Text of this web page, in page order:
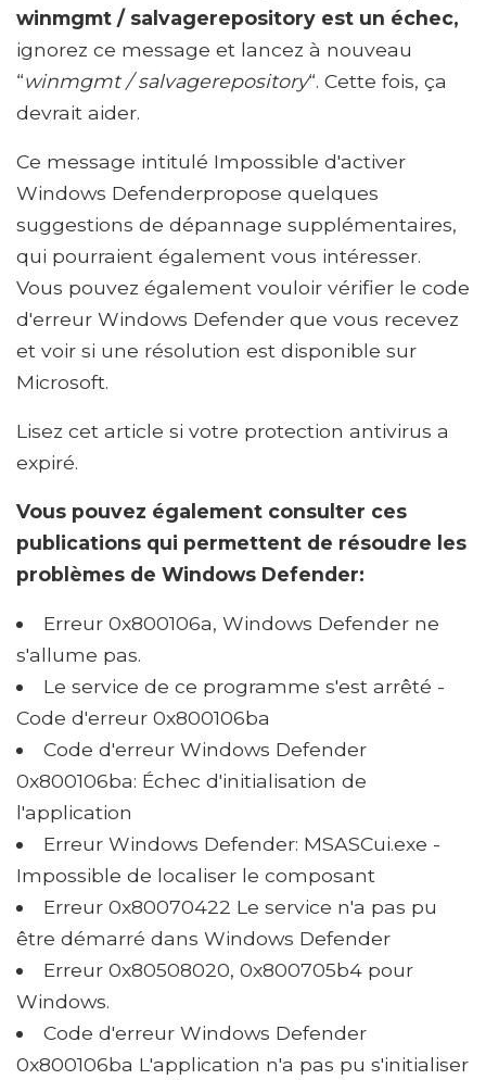
winmgmt / salvagerepository est un échec,
ignorez ce message et lancez à nouveau
“winmgmt / salvagerepository“. Cette fois, ça
devrait aider.
Ce message intitulé Impossible d'activer
Windows Defenderpropose quelques
suggestions de dépannage supplémentaires,
qui pourraient également vous intéresser.
Vous pouvez également vouloir vérifier le code
d'erreur Windows Defender que vous recevez
et voir si une résolution est disponible sur
Microsoft.
Lisez cet article si votre protection antivirus a
expiré.
Vous pouvez également consulter ces
publications qui permettent de résoudre les
problèmes de Windows Defender:
Erreur 0x800106a, Windows Defender ne
s'allume pas.
Le service de ce programme s'est arrêté -
Code d'erreur 0x800106ba
Code d'erreur Windows Defender
0x800106ba: Échec d'initialisation de
l'application
Erreur Windows Defender: MSASCui.exe -
Impossible de localiser le composant
Erreur 0x80070422 Le service n'a pas pu
être démarré dans Windows Defender
Erreur 0x80508020, 0x800705b4 pour
Windows.
Code d'erreur Windows Defender
0x800106ba L'application n'a pas pu s'initialiser